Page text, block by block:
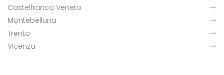
Castelfranco Veneto
Montebelluna
Trento
Vicenza